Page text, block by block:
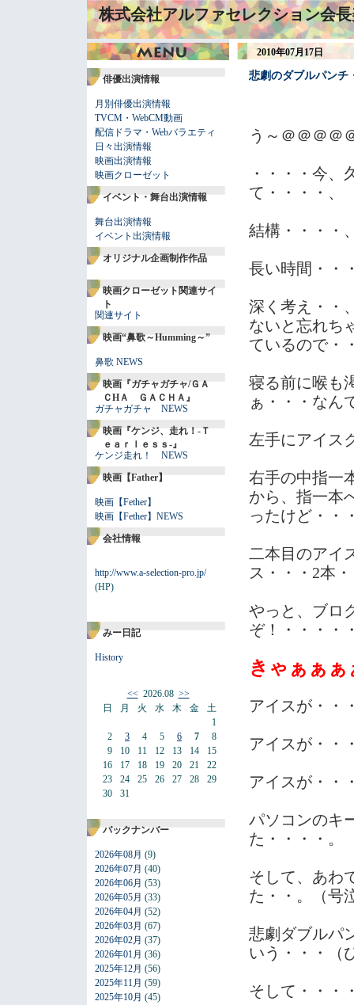
株式会社アルファセレクション会
俳優出演情報
月別俳優出演情報
TVCM・WebCM動画
配信ドラマ・Webバラエティ
日々出演情報
映画出演情報
映画クローゼット
イベント・舞台出演情報
舞台出演情報
イベント出演情報
オリジナル企画制作作品
映画クローゼット関連サイ
ト
関連サイト
映画“鼻歌～Humming～”
鼻歌 NEWS
映画『ガチャガチャ/ＧＡ
ＣHＡ ＧＡＣＨＡ』
ガチャガチャ NEWS
映画『ケンジ、走れ！-Ｔ
ｅａｒｌｅｓｓ-』
ケンジ走れ！ NEWS
映画【Father】
映画【Fether】
映画【Fether】NEWS
会社情報
http://www.a-selection-pro.jp/
(HP)
みー日記
History
<<2026.08 >>
日
2
9
16
23
30
月
3
10
17
24
31
火
4
11
18
25
水
5
12
19
26
木
6
13
20
27
金
7
14
21
28
土
1
8
15
22
29
バックナンバー
2026年08月 (9)
2026年07月 (40)
2026年06月 (53)
2026年05月 (33)
2026年04月 (52)
2026年03月 (67)
2026年02月 (37)
2026年01月 (36)
2025年12月 (56)
2025年11月 (59)
2025年10月 (45)
2010年07月17日
悲劇のダブルパン
う～＠＠＠＠
・・・・今、
て・・・・、
結構・・・・
長い時間・・
深く考え・・
ないと忘れち
ているので・
寝る前に喉も
ぁ・・・なん
左手にアイス
右手の中指一
から、指一本
ったけど・・
二本目のアイ
ス・・・2本
やっと、ブロ
ぞ！・・・・
きゃぁぁぁ
アイスが・・
アイスが・・
アイスが・・
パソコンのキ
た・・・・。
そして、あわ
た・・。（号
悲劇ダブルパ
いう・・・（
そして・・・